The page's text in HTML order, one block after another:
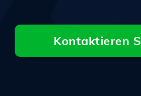
Kontaktieren